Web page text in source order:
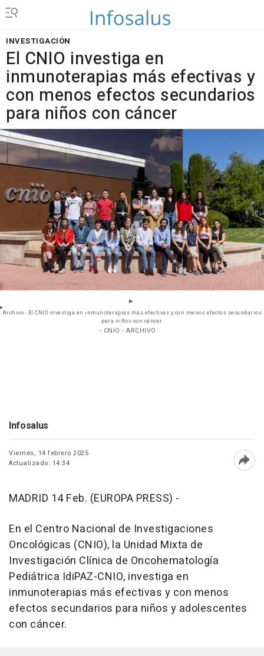
INVESTIGACIÓN
El CNIO investiga en
inmunoterapias más efectivas y
con menos efectos secundarios
para niños con cáncer
Archivo - El CNIO investiga en inmunoterapias más efectivas y con menos efectos secundarios
para niños con cáncer
- CNIO - ARCHIVO
Infosalus
Viernes, 14 febrero 2025
Actualizado: 14:34
MADRID 14 Feb. (EUROPA PRESS) -
En el Centro Nacional de Investigaciones
Oncológicas (CNIO), la Unidad Mixta de
Investigación Clínica de Oncohematología
Pediátrica IdiPAZ-CNIO, investiga en
inmunoterapias más efectivas y con menos
efectos secundarios para niños y adolescentes
con cáncer.